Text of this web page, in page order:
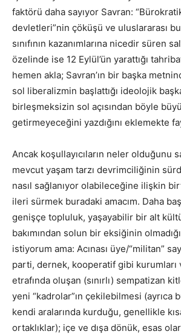
faktörü daha sayıyor Savran:
devletleri”nin çöküşü ve uluslararası
sınıfının kazanımlarına nicedir süren
özelinde ise 12 Eylül’ün yarattığı
hemen akla; Savran’ın bir başka
sol liberalizmin başlattığı ideolojik
birleşmeksizin sol açısından böyle
getirmeyeceğini yazdığını eklemekte
Ancak koşullayıcıların neler olduğunu
mevcut yaşam tarzı devrimciliğinin
nasıl sağlanıyor olabileceğine ilişkin
ileri sürmek buradaki amacım. Daha
genişçe topluluk, yaşayabilir bir alt
bakımından solun bir eksiğinin
istiyorum ama: Acınası üye/“militan”
parti, dernek, kooperatif gibi kurumları
etrafında oluşan (sınırlı) sempatizan
yeni “kadrolar”ın çekilebilmesi (ayrıca
kendi aralarında kurduğu, genellikle
ortaklıklar); içe ve dışa dönük, esas